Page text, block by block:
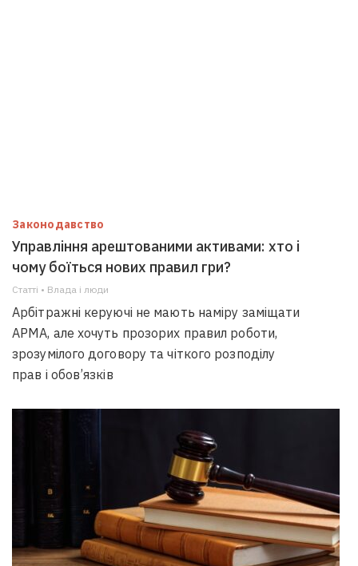
Законодавство
Управління арештованими активами: хто і
чому боїться нових правил гри?
Статті • Влада i люди
Арбітражні керуючі не мають наміру заміщати
АРМА, але хочуть прозорих правил роботи,
зрозумілого договору та чіткого розподілу
прав і обов’язків